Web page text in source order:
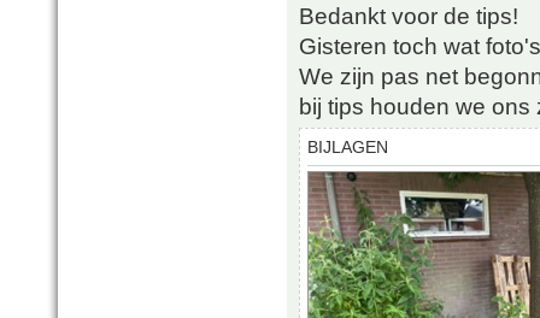
Bedankt voor de tips!
Gisteren toch wat
We zijn pas net
bij tips houden we
BIJLAGEN